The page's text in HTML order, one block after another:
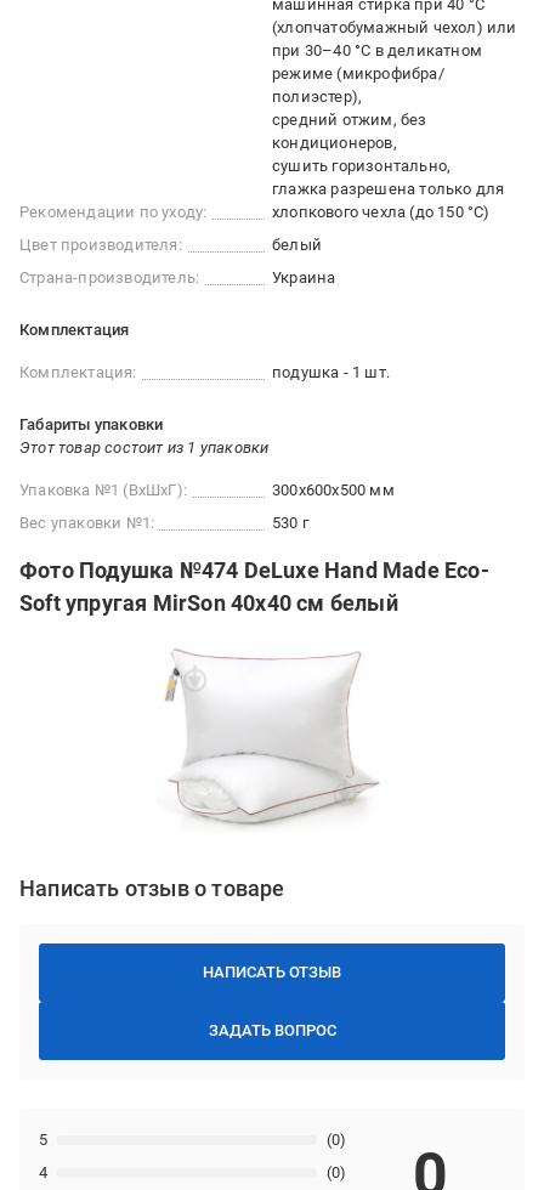
Рекомендации по уходу:
машинная стирка при 40 °С
(хлопчатобумажный чехол) или
при 30–40 °С в деликатном
режиме (микрофибра/
полиэстер)
средний отжим, без
кондиционеров
сушить горизонтально
глажка разрешена только для
хлопкового чехла (до 150 °С)
Цвет производителя:
белый
Страна-производитель:
Украина
Комплектация
Комплектация: подушка - 1 шт.
Габариты упаковки
Этот товар состоит из 1 упаковки
Упаковка №1 (ВхШхГ):
300x600x500 мм
Вес упаковки №1:
530 г
Фото Подушка №474 DeLuxe Hand Made Eco-
Soft упругая MirSon 40x40 см белый
Написать отзыв о товаре
НАПИСАТЬ ОТЗЫВ
ЗАДАТЬ ВОПРОС
4 (0)
5 (0)
0